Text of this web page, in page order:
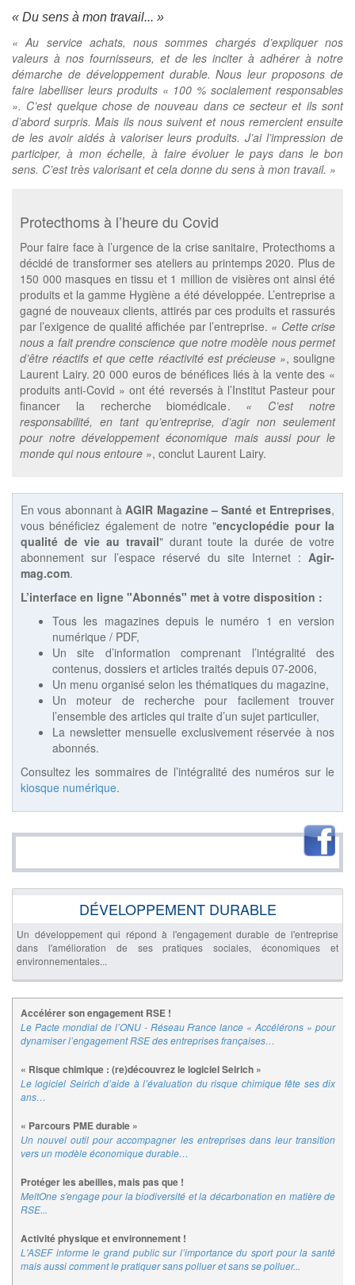
« Du sens à mon travail... »
« Au service achats, nous sommes chargés d’expliquer nos
valeurs à nos fournisseurs, et de les inciter à adhérer à notre
démarche de développement durable. Nous leur proposons de
faire labelliser leurs produits « 100 % socialement responsables
». C’est quelque chose de nouveau dans ce secteur et ils sont
d’abord surpris. Mais ils nous suivent et nous remercient ensuite
de les avoir aidés à valoriser leurs produits. J’ai l’impression de
participer, à mon échelle, à faire évoluer le pays dans le bon
sens. C’est très valorisant et cela donne du sens à mon travail. »
Protecthoms à l’heure du Covid
Pour faire face à l’urgence de la crise sanitaire, Protecthoms a
décidé de transformer ses ateliers au printemps 2020. Plus de
150 000 masques en tissu et 1 million de visières ont ainsi été
produits et la gamme Hygiène a été développée. L’entreprise a
gagné de nouveaux clients, attirés par ces produits et rassurés
par l’exigence de qualité affichée par l’entreprise. « Cette crise
nous a fait prendre conscience que notre modèle nous permet
d’être réactifs et que cette réactivité est précieuse », souligne
Laurent Lairy. 20 000 euros de bénéfices liés à la vente des «
produits anti-Covid » ont été reversés à l’Institut Pasteur pour
financer la recherche biomédicale. « C’est notre
responsabilité, en tant qu’entreprise, d’agir non seulement
pour notre développement économique mais aussi pour le
monde qui nous entoure », conclut Laurent Lairy.
En vous abonnant àAGIR Magazine – Santé et Entreprises,
vous bénéficiez également de notre "encyclopédie pour la
qualité de vie au travail" durant toute la durée de votre
abonnement sur l’espace réservé du site Internet : Agir-
mag.com.
L’interface en ligne "Abonnés" met à votre disposition :
Tous les magazines depuis le numéro 1 en version
numérique / PDF,
Un site d’information comprenant l’intégralité des
contenus, dossiers et articles traités depuis 07-2006,
Un menu organisé selon les thématiques du magazine,
Un moteur de recherche pour facilement trouver
l’ensemble des articles qui traite d’un sujet particulier,
La newsletter mensuelle exclusivement réservée à nos
abonnés.
Consultez les sommaires de l’intégralité des numéros sur le
kiosque numérique.
DÉVELOPPEMENT DURABLE
Un développement qui répond à l'engagement durable de l'entreprise
dans l'amélioration de ses pratiques sociales, économiques et
environnementales...
Accélérer son engagement RSE !
Le Pacte mondial de l’ONU - Réseau France lance « Accélérons » pour
dynamiser l’engagement RSE des entreprises françaises…
« Risque chimique : (re)découvrez le logiciel Seirich »
Le logiciel Seirich d’aide à l’évaluation du risque chimique fête ses dix
ans…
« Parcours PME durable »
Un nouvel outil pour accompagner les entreprises dans leur transition
vers un modèle économique durable…
Protéger les abeilles, mais pas que !
MeltOne s'engage pour la biodiversité et la décarbonation en matière de
RSE...
Activité physique et environnement !
L'ASEF informe le grand public sur l’importance du sport pour la santé
mais aussi comment le pratiquer sans polluer et sans se polluer...